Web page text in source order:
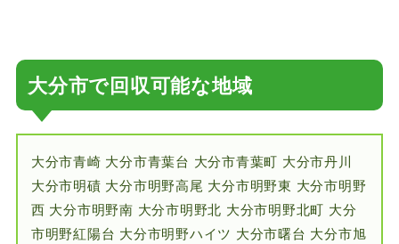
大分市で回収可能な地域
大分市青崎 大分市青葉台 大分市青葉町 大分市丹川
大分市明磧 大分市明野高尾 大分市明野東 大分市明野
西 大分市明野南 大分市明野北 大分市明野北町 大分
市明野紅陽台 大分市明野ハイツ 大分市曙台 大分市旭